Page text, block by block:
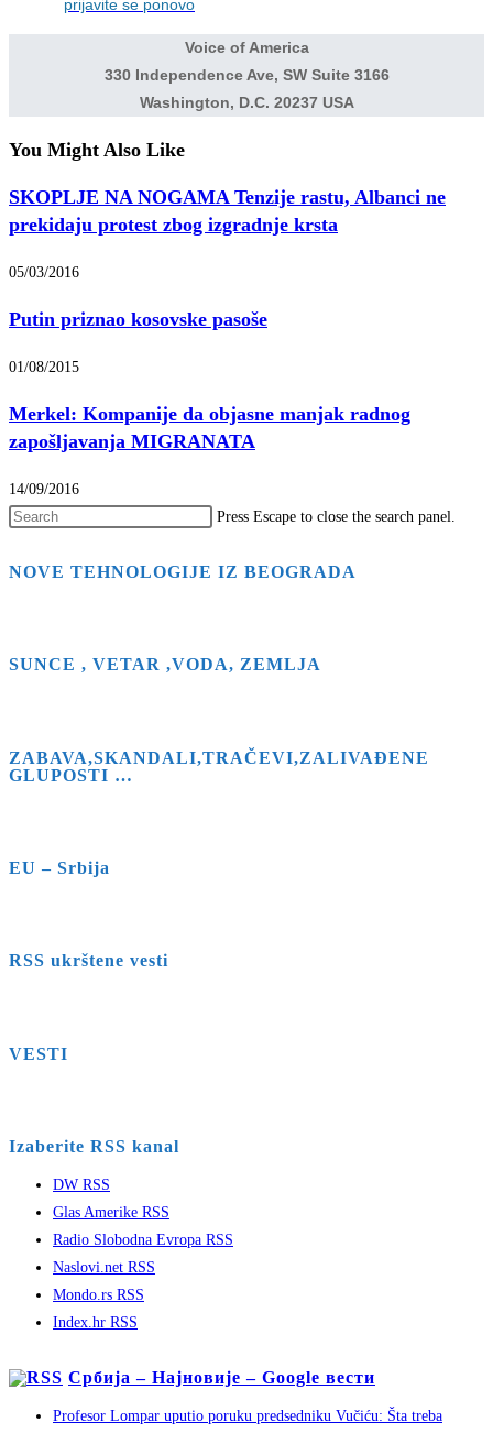
prijavite se ponovo
Voice of America
330 Independence Ave, SW Suite 3166
Washington, D.C. 20237 USA
You Might Also Like
SKOPLJE NA NOGAMA Tenzije rastu, Albanci ne
prekidaju protest zbog izgradnje krsta
05/03/2016
Putin priznao kosovske pasoše
01/08/2015
Merkel: Kompanije da objasne manjak radnog
zapošljavanja MIGRANATA
14/09/2016
Press Escape to close the search panel.
NOVE TEHNOLOGIJE IZ BEOGRADA
SUNCE , VETAR ,VODA, ZEMLJA
ZABAVA,SKANDALI,TRAČEVI,ZALIVAĐENE
GLUPOSTI …
EU – Srbija
RSS ukrštene vesti
VESTI
Izaberite RSS kanal
DW RSS
Glas Amerike RSS
Radio Slobodna Evropa RSS
Naslovi.net RSS
Mondo.rs RSS
Index.hr RSS
Србија – Најновије – Google вести
Profesor Lompar uputio poruku predsedniku Vučiću: Šta treba